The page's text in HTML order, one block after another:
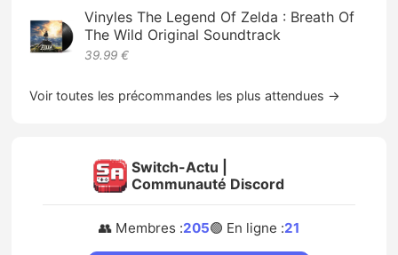
Vinyles The Legend Of Zelda : Breath Of
The Wild Original Soundtrack
39.99 €
Voir toutes les précommandes les plus attendues →
Switch-Actu |
Communauté Discord
👥 Membres :205🟢 En ligne :21